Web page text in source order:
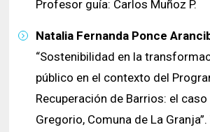
Profesor guía: Carlos Muñoz P.
Natalia Fernanda Ponce
“Sostenibilidad en la
público en el contexto del
Recuperación de Barrios: el caso
Gregorio, Comuna de La